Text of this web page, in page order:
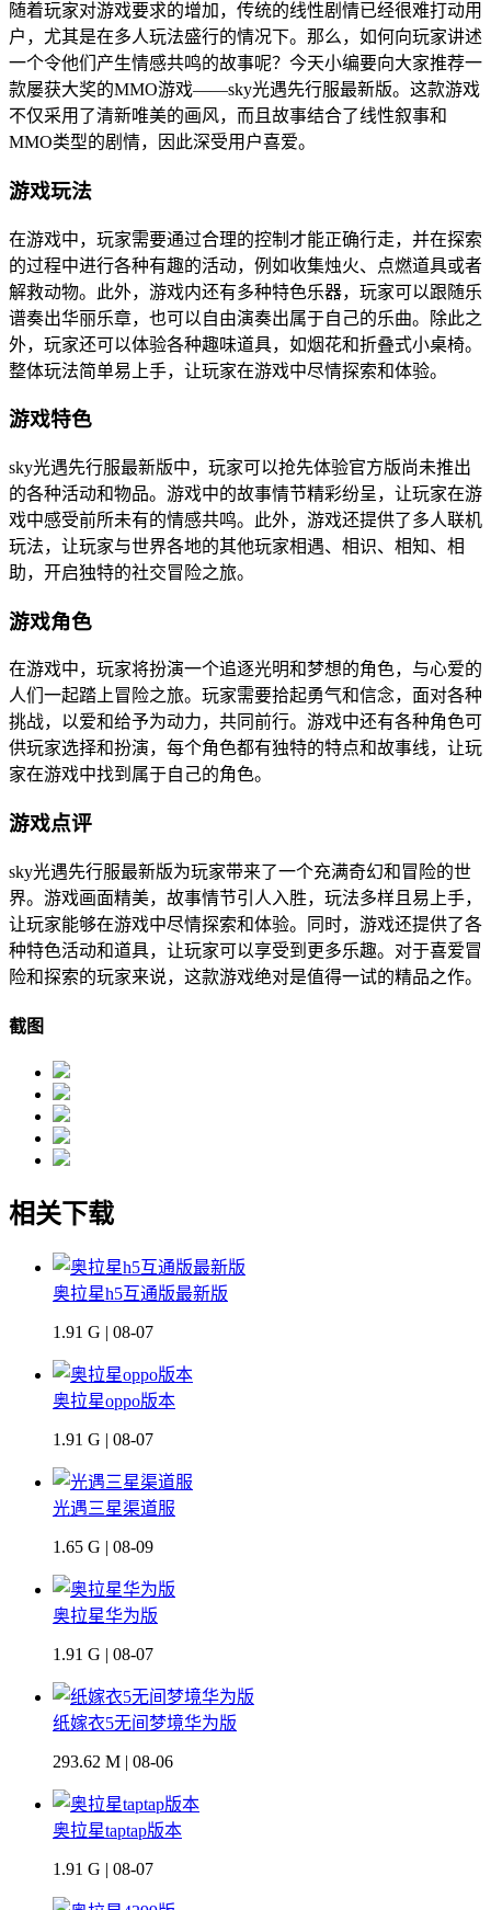
随着玩家对游戏要求的增加，传统的线性剧情已经很难打动用
户，尤其是在多人玩法盛行的情况下。那么，如何向玩家讲述
一个令他们产生情感共鸣的故事呢？今天小编要向大家推荐一
款屡获大奖的MMO游戏——sky光遇先行服最新版。这款游戏
不仅采用了清新唯美的画风，而且故事结合了线性叙事和
MMO类型的剧情，因此深受用户喜爱。
游戏玩法
在游戏中，玩家需要通过合理的控制才能正确行走，并在探索
的过程中进行各种有趣的活动，例如收集烛火、点燃道具或者
解救动物。此外，游戏内还有多种特色乐器，玩家可以跟随乐
谱奏出华丽乐章，也可以自由演奏出属于自己的乐曲。除此之
外，玩家还可以体验各种趣味道具，如烟花和折叠式小桌椅。
整体玩法简单易上手，让玩家在游戏中尽情探索和体验。
游戏特色
sky光遇先行服最新版中，玩家可以抢先体验官方版尚未推出
的各种活动和物品。游戏中的故事情节精彩纷呈，让玩家在游
戏中感受前所未有的情感共鸣。此外，游戏还提供了多人联机
玩法，让玩家与世界各地的其他玩家相遇、相识、相知、相
助，开启独特的社交冒险之旅。
游戏角色
在游戏中，玩家将扮演一个追逐光明和梦想的角色，与心爱的
人们一起踏上冒险之旅。玩家需要拾起勇气和信念，面对各种
挑战，以爱和给予为动力，共同前行。游戏中还有各种角色可
供玩家选择和扮演，每个角色都有独特的特点和故事线，让玩
家在游戏中找到属于自己的角色。
游戏点评
sky光遇先行服最新版为玩家带来了一个充满奇幻和冒险的世
界。游戏画面精美，故事情节引人入胜，玩法多样且易上手，
让玩家能够在游戏中尽情探索和体验。同时，游戏还提供了各
种特色活动和道具，让玩家可以享受到更多乐趣。对于喜爱冒
险和探索的玩家来说，这款游戏绝对是值得一试的精品之作。
截图
相关下载
奥拉星h5互通版最新版
1.91 G | 08-07
奥拉星oppo版本
1.91 G | 08-07
光遇三星渠道服
1.65 G | 08-09
奥拉星华为版
1.91 G | 08-07
纸嫁衣5无间梦境华为版
293.62 M | 08-06
奥拉星taptap版本
1.91 G | 08-07